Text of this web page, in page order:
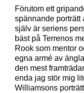
Förutom ett
spännande porträtt
själv är seriens
bäst på Terrenos
Rook som mentor
egna armé av
den mest
enda jag stör mig
Williamsons